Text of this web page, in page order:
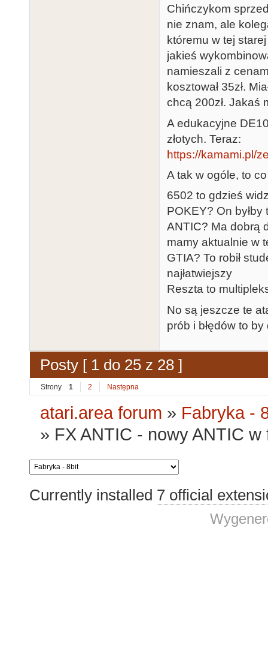
Chińczykom
nie znam, ale
któremu w tej
jakieś
namieszali z
kosztował 35zł.
chcą 200zł. Jakaś
A edukacyjne
złotych. Teraz:
https://kamami.pl/
A tak w ogóle, to
6502 to gdzieś
POKEY? On byłby
ANTIC? Ma dobrą
mamy aktualnie w
GTIA? To robił
najłatwiejszy
Reszta to
No są jeszcze te
prób i błędów to by
Posty [ 1 do 25 z 28 ]
Strony 1 2 Następna
atari.area forum » Fabryka -
» FX ANTIC - nowy ANTIC
Currently installed 7 official